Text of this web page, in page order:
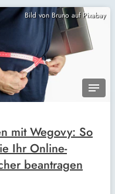
Bild von Bruno auf Pixabay
mit Wegovy: So
Ihr Online-
beantragen